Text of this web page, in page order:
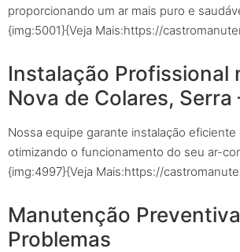
proporcionando um ar mais puro e
{img:5001}{Veja Mais:https://
Instalação Profissional
Nova de Colares, Serra
Nossa equipe garante instalação eficiente
otimizando o funcionamento do seu ar-
{img:4997}{Veja Mais:https://
Manutenção
Problemas